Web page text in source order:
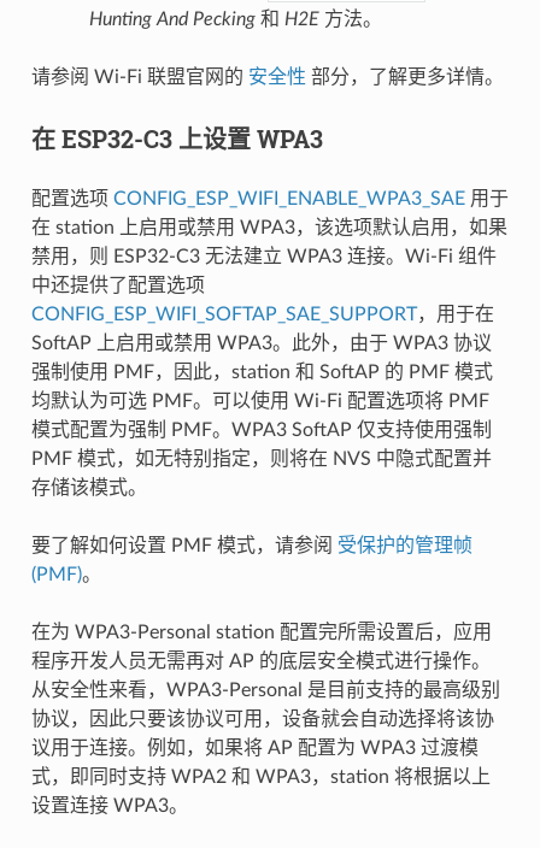
Hunting And Pecking和 H2E方法。
请参阅 Wi-Fi 联盟官网的 安全性 部分，了解更多详情。
在 ESP32-C3 上设置 WPA3
配置选项 CONFIG_ESP_WIFI_ENABLE_WPA3_SAE用于
在 station 上启用或禁用 WPA3，该选项默认启用，如果
禁用，则 ESP32-C3 无法建立 WPA3 连接。Wi-Fi 组件
中还提供了配置选项
CONFIG_ESP_WIFI_SOFTAP_SAE_SUPPORT，用于在
SoftAP 上启用或禁用 WPA3。此外，由于 WPA3 协议
强制使用 PMF，因此，station 和 SoftAP 的 PMF 模式
均默认为可选 PMF。可以使用 Wi-Fi 配置选项将 PMF
模式配置为强制 PMF。WPA3 SoftAP 仅支持使用强制
PMF 模式，如无特别指定，则将在 NVS 中隐式配置并
存储该模式。
要了解如何设置 PMF 模式，请参阅 受保护的管理帧
(PMF)。
在为 WPA3-Personal station 配置完所需设置后，应用
程序开发人员无需再对 AP 的底层安全模式进行操作。
从安全性来看，WPA3-Personal 是目前支持的最高级别
协议，因此只要该协议可用，设备就会自动选择将该协
议用于连接。例如，如果将 AP 配置为 WPA3 过渡模
式，即同时支持 WPA2 和 WPA3，station 将根据以上
设置连接 WPA3。